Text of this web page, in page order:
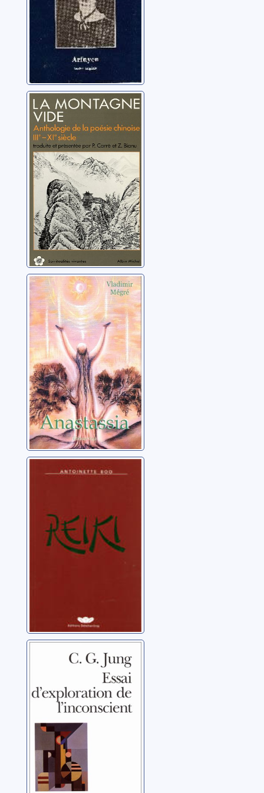
La Montagne
vide: anthologie
de la poésie
chinoise, IIIe-XIe
siècle
Bianu, Zéno
Anastassia
Mégré, Vladimir
Reiki
d'exploration de
l'inconscient
Jung, Carl Gustav
(1875-1961)